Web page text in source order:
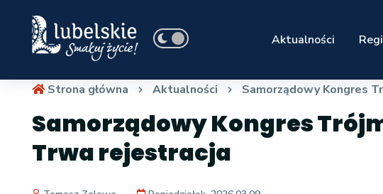
Aktualności
Strona główna Aktualności Samorządowy Kongres
Samorządowy Kongres
Trwa rejestracja